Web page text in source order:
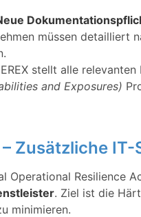
müssen detailliert
stellt alle
and Exposures)
– Zusätzliche
Operational Resilience
. Ziel ist die
minimieren.